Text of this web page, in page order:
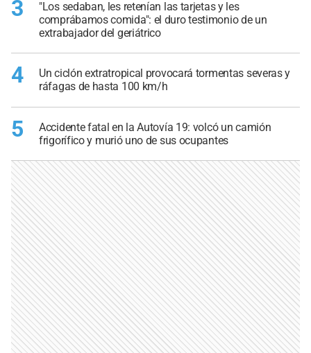
3
"Los sedaban, les retenían las tarjetas y les
comprábamos comida": el duro testimonio de un
extrabajador del geriátrico
4
Un ciclón extratropical provocará tormentas severas y
ráfagas de hasta 100 km/h
5
Accidente fatal en la Autovía 19: volcó un camión
frigorífico y murió uno de sus ocupantes